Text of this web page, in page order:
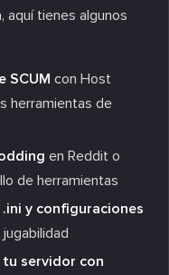
aquí tienes algunos
SCUM con Host
herramientas de
en Reddit o
de herramientas
y configuraciones
servidor con